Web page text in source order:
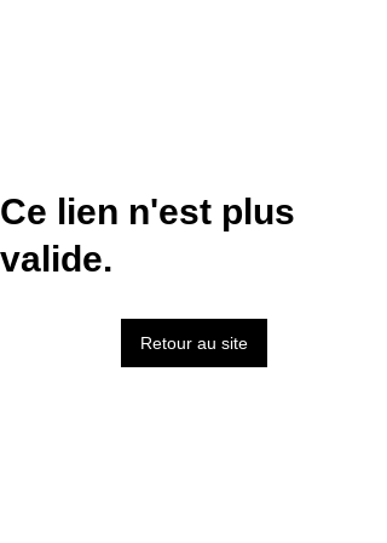
Ce lien n'est plus
valide.
Retour au site